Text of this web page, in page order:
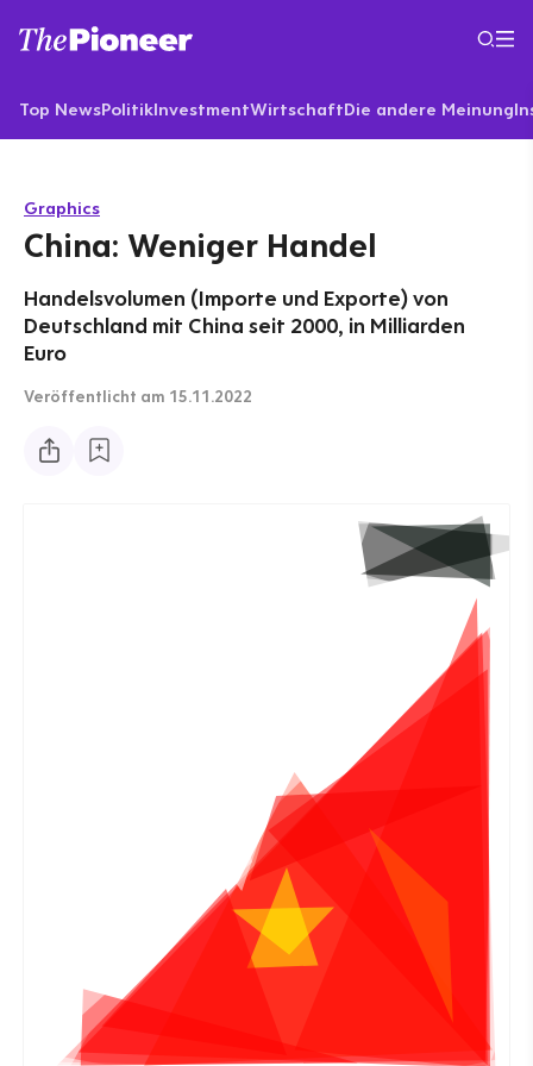
Top NewsPolitikInvestmentWirtschaftDie andere Meinung
Graphics
China: Weniger Handel
Handelsvolumen (Importe und Exporte) von
Deutschland mit China seit 2000, in Milliarden
Euro
Veröffentlicht am 15.11.2022